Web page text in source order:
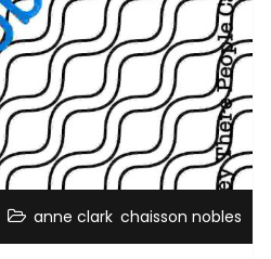
anne clark chaisson nobles